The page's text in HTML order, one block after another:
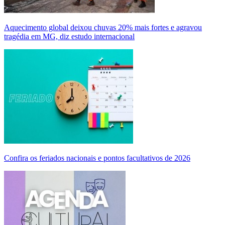
Aquecimento global deixou chuvas 20% mais fortes e agravou
tragédia em MG, diz estudo internacional
Confira os feriados nacionais e pontos facultativos de 2026